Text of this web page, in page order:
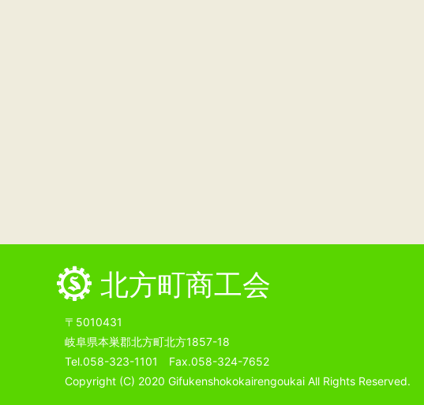
北方町商工会
〒5010431
岐阜県本巣郡北方町北方1857-18
Tel.058-323-1101 Fax.058-324-7652
Copyright (C) 2020 Gifukenshokokairengoukai All Rights Reserved.